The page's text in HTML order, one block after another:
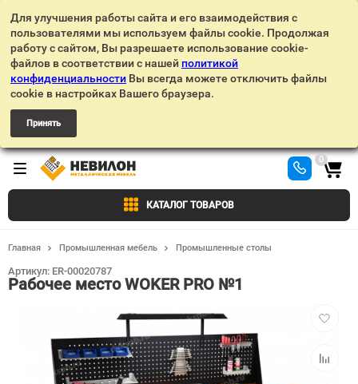
Для улучшения работы сайта и его взаимодействия с
пользователями мы используем файлы cookie. Продолжая
работу с сайтом, Вы разрешаете использование cookie-
файлов в соответствии с нашей политикой
конфиденциальности Вы всегда можете отключить файлы
cookie в настройках Вашего браузера.
Принять
КАТАЛОГ ТОВАРОВ
0
Главная Промышленная мебель Промышленные столы
Рабочее место WOKER PRO №1
Артикул: ER-00020787